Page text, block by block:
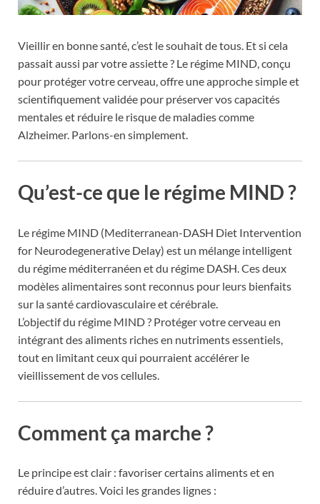
Vieillir en bonne santé, c’est le souhait de tous. Et si cela
passait aussi par votre assiette ? Le régime MIND, conçu
pour protéger votre cerveau, offre une approche simple et
scientifiquement validée pour préserver vos capacités
mentales et réduire le risque de maladies comme
Alzheimer. Parlons-en simplement.
Qu’est-ce que le régime MIND ?
Le régime MIND (Mediterranean-DASH Diet Intervention
for Neurodegenerative Delay) est un mélange intelligent
du régime méditerranéen et du régime DASH. Ces deux
modèles alimentaires sont reconnus pour leurs bienfaits
sur la santé cardiovasculaire et cérébrale.
L’objectif du régime MIND ? Protéger votre cerveau en
intégrant des aliments riches en nutriments essentiels,
tout en limitant ceux qui pourraient accélérer le
vieillissement de vos cellules.
Comment ça marche ?
Le principe est clair : favoriser certains aliments et en
réduire d’autres. Voici les grandes lignes :